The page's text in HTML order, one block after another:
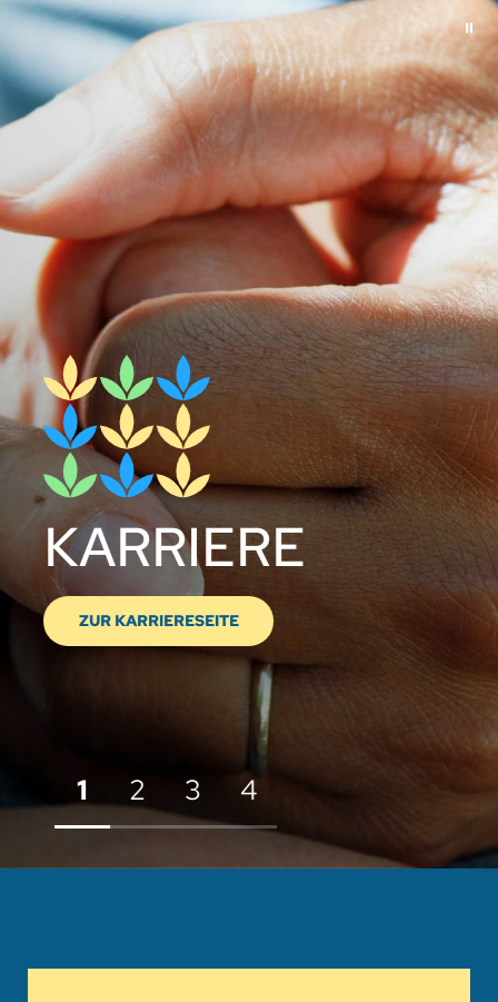
KARRIERE
ZUR KARRIERESEITE
1 2 3 4